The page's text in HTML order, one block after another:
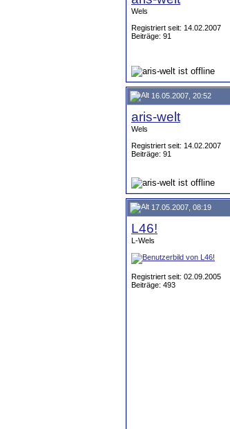
Wels
Registriert seit: 14.02.2007
Beiträge: 91
16.05.2007, 20:52
aris-welt
Wels
Registriert seit: 14.02.2007
Beiträge: 91
17.05.2007, 08:19
L46!
L-Wels
Registriert seit: 02.09.2005
Beiträge: 493